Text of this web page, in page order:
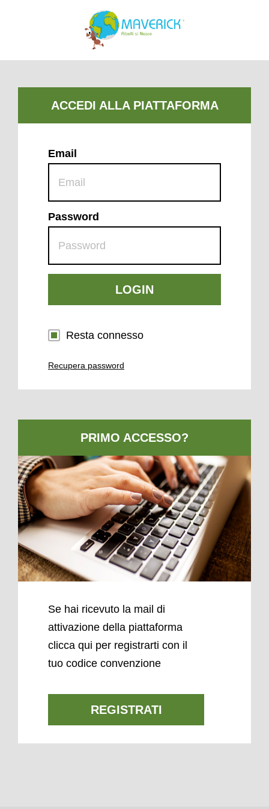
Email
Password
LOGIN
Resta connesso
Recupera password
Se hai ricevuto la mail di
attivazione della piattaforma
clicca qui per registrarti con il
tuo codice convenzione
REGISTRATI